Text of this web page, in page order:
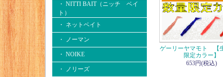
・ NITTI BAIT（ニッチ ベイ
ト）
・ ネットベイト
・ ノーマン
・ NOIKE
・ ノリーズ
ゲーリーヤマモト 【
限定カラー】
653円(税込)